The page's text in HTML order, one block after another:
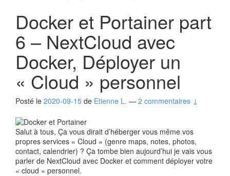
Docker et Portainer part
6 – NextCloud avec
Docker, Déployer un
« Cloud » personnel
Posté le 2020-09-15 de Etienne L. — 2 commentaires ↓
Salut à tous, Ça vous dirait d’héberger vous même vos
propres services « Cloud » (genre maps, notes, photos,
contact, calendrier) ? Ça tombe bien aujourd’hui je vais vous
parler de NextCloud avec Docker et comment déployer votre
« cloud » personnel.